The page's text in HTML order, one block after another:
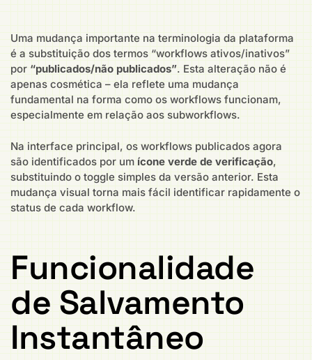
Uma mudança importante na terminologia da plataforma
é a substituição dos termos “workflows ativos/inativos”
por “publicados/não publicados”. Esta alteração não é
apenas cosmética – ela reflete uma mudança
fundamental na forma como os workflows funcionam,
especialmente em relação aos subworkflows.
Na interface principal, os workflows publicados agora
são identificados por um ícone verde de verificação,
substituindo o toggle simples da versão anterior. Esta
mudança visual torna mais fácil identificar rapidamente o
status de cada workflow.
Funcionalidade
de Salvamento
Instantâneo